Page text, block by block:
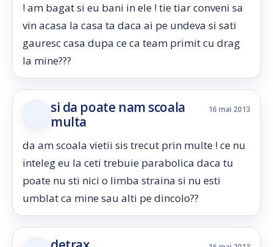
! am bagat si eu bani in ele ! tie tiar conveni sa
vin acasa la casa ta daca ai pe undeva si sati
gauresc casa dupa ce ca team primit cu drag
la mine???
si da poate nam scoala
multa
16 mai 2013
da am scoala vietii sis trecut prin multe ! ce nu
inteleg eu la ceti trebuie parabolica daca tu
poate nu sti nici o limba straina si nu esti
umblat ca mine sau alti pe dincolo??